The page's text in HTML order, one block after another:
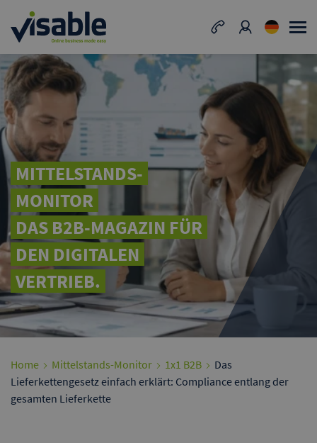
MITTELSTANDS-
MONITOR
DAS B2B-MAGAZIN FÜR
DEN DIGITALEN
VERTRIEB.
Home Mittelstands-Monitor 1x1 B2B
Das
Lieferkettengesetz einfach erklärt: Compliance entlang der
gesamten Lieferkette